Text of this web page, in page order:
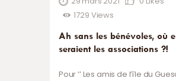
1729 Views
Ah sans les bénévoles, où
seraient les associations ?!
Pour ’’ Les amis de l’île du